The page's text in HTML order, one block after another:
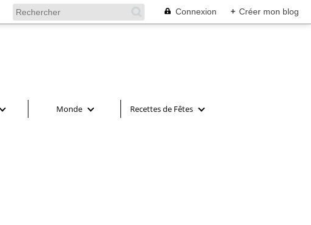
Connexion + Créer mon blog
Monde Recettes de Fêtes